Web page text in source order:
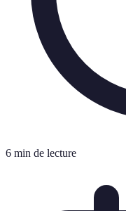
6 min de lecture